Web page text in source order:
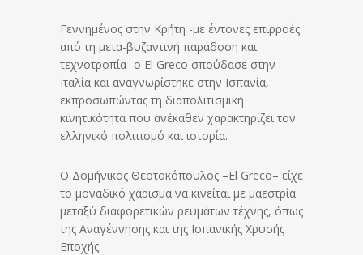
Γεννημένος στην Kρήτη -με έντονες επιρροές
από τη μετα-βυζαντινή παράδοση και
τεχνοτροπία- ο El Greco σπούδασε στην
Ιταλία και αναγνωρίστηκε στην Ισπανία,
εκπροσωπώντας τη διαπολιτισμική
κινητικότητα που ανέκαθεν χαρακτηρίζει τον
ελληνικό πολιτισμό και ιστορία.
O Δομήνικος Θεοτοκόπουλος –El Greco– είχε
το μοναδικό χάρισμα να κινείται με μαεστρία
μεταξύ διαφορετικών ρευμάτων τέχνης, όπως
της Αναγέννησης και της Ισπανικής Χρυσής
Εποχής.